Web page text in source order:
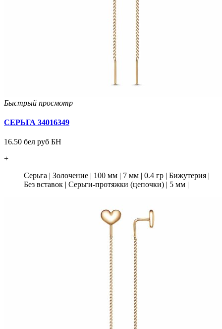
Быстрый просмотр
СЕРЬГА 34016349
16.50 бел руб БН
+
Серьга
Золочение 100 мм 7 мм 0.4 гр Бижутерия
Без вставок
Серьги-протяжки (цепочки) 5 мм